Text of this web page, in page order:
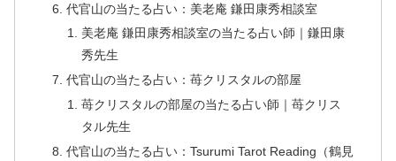
代官山の当たる占い：美老庵 鎌田康秀相談室
美老庵 鎌田康秀相談室の当たる占い師｜鎌田康
秀先生
代官山の当たる占い：苺クリスタルの部屋
苺クリスタルの部屋の当たる占い師｜苺クリス
タル先生
代官山の当たる占い：Tsurumi Tarot Reading（鶴見